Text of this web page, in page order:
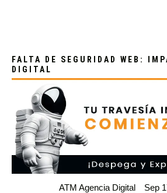
FALTA DE SEGURIDAD WEB:
DIGITAL
ATM Agencia Digital
Sep